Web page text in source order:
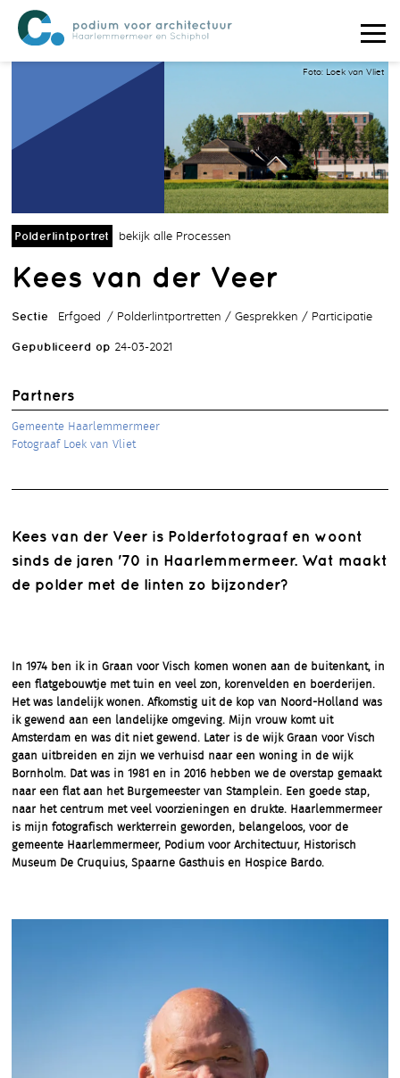
Foto: Loek van Vliet
Polderlintportret bekijk alle Processen
Kees van der Veer
Sectie Erfgoed Polderlintportretten Gesprekken Participatie
Gepubliceerd op 24-03-2021
Partners
Gemeente Haarlemmermeer
Fotograaf Loek van Vliet
Kees van der Veer is Polderfotograaf en woont
sinds de jaren '70 in Haarlemmermeer. Wat maakt
de polder met de linten zo bijzonder?
In 1974 ben ik in Graan voor Visch komen wonen aan de buitenkant, in
een flatgebouwtje met tuin en veel zon, korenvelden en boerderijen.
Het was landelijk wonen. Afkomstig uit de kop van Noord-Holland was
ik gewend aan een landelijke omgeving. Mijn vrouw komt uit
Amsterdam en was dit niet gewend. Later is de wijk Graan voor Visch
gaan uitbreiden en zijn we verhuisd naar een woning in de wijk
Bornholm. Dat was in 1981 en in 2016 hebben we de overstap gemaakt
naar een flat aan het Burgemeester van Stamplein. Een goede stap,
naar het centrum met veel voorzieningen en drukte. Haarlemmermeer
is mijn fotografisch werkterrein geworden, belangeloos, voor de
gemeente Haarlemmermeer, Podium voor Architectuur, Historisch
Museum De Cruquius, Spaarne Gasthuis en Hospice Bardo.